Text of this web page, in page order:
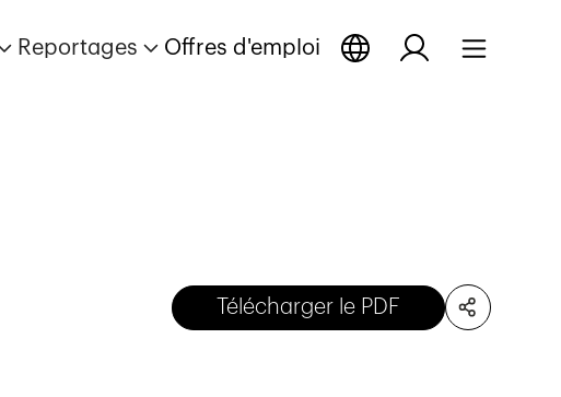
Reportages Offres d'emploi
Télécharger le PDF